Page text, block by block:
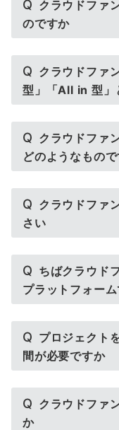
Q クラウドファ
のですか
Q クラウドファ
型」「All in 型」
Q クラウドファ
どのようなもの
Q クラウドファ
さい
Q ちばクラウド
プラットフォー
Q プロジェクト
間が必要ですか
Q クラウドファ
か